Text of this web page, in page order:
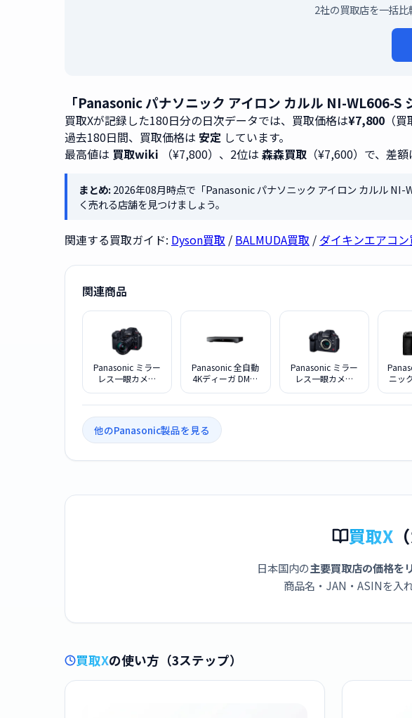
2社の買取店を一括比
「Panasonic パナソニック アイロン カルル NI-WL606-S
買取Xが記録した180日分の日次データでは、買取価格は¥7,800 （
過去180日間、買取価格は 安定 しています。
最高値は 買取wiki （¥7,800）、2位は 森森買取 （¥7,600）で、差額
まとめ:2026年08月時点で「Panasonic パナソニック アイロン カルル NI-
く売れる店舗を見つけましょう。
関連する買取ガイド: Dyson買取 / BALMUDA買取 / ダイキンエアコ
関連商品
Panasonic ミラー
レス一眼カメラ
Panasonic 全自動
4Kディーガ DMR-
Panasonic ミラー
レス一眼カメラ
ニッ
他のPanasonic製品を見る
買取X
日本国内の主要買取店の価格を
商品名・JAN・ASINを入
買取Xの使い方（3ステップ）